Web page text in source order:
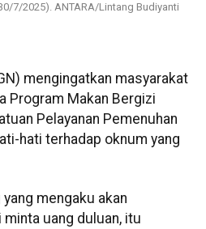
7/2025). ANTARA/Lintang Budiyanti
mengingatkan masyarakat
Program Makan Bergizi
Pelayanan Pemenuhan
hati terhadap oknum yang
mengaku akan
uang duluan, itu